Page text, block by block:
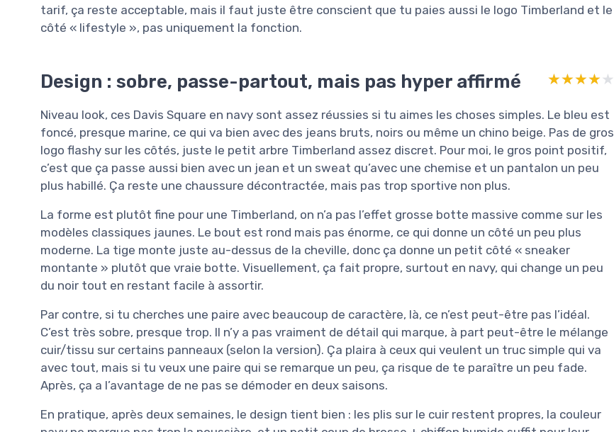
tarif, ça reste acceptable, mais il faut juste être conscient que tu paies aussi le logo Timberland et le
côté « lifestyle », pas uniquement la fonction.
Design : sobre, passe-partout, mais pas hyper affirmé ★★★★★
★★★★★
Niveau look, ces Davis Square en navy sont assez réussies si tu aimes les choses simples. Le bleu est
foncé, presque marine, ce qui va bien avec des jeans bruts, noirs ou même un chino beige. Pas de gros
logo flashy sur les côtés, juste le petit arbre Timberland assez discret. Pour moi, le gros point positif,
c’est que ça passe aussi bien avec un jean et un sweat qu’avec une chemise et un pantalon un peu
plus habillé. Ça reste une chaussure décontractée, mais pas trop sportive non plus.
La forme est plutôt fine pour une Timberland, on n’a pas l’effet grosse botte massive comme sur les
modèles classiques jaunes. Le bout est rond mais pas énorme, ce qui donne un côté un peu plus
moderne. La tige monte juste au-dessus de la cheville, donc ça donne un petit côté « sneaker
montante » plutôt que vraie botte. Visuellement, ça fait propre, surtout en navy, qui change un peu
du noir tout en restant facile à assortir.
Par contre, si tu cherches une paire avec beaucoup de caractère, là, ce n’est peut-être pas l’idéal.
C’est très sobre, presque trop. Il n’y a pas vraiment de détail qui marque, à part peut-être le mélange
cuir/tissu sur certains panneaux (selon la version). Ça plaira à ceux qui veulent un truc simple qui va
avec tout, mais si tu veux une paire qui se remarque un peu, ça risque de te paraître un peu fade.
Après, ça a l’avantage de ne pas se démoder en deux saisons.
En pratique, après deux semaines, le design tient bien : les plis sur le cuir restent propres, la couleur